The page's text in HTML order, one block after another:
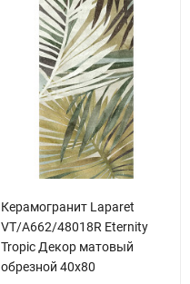
Керамогранит Laparet
VT/A662/48018R Eternity
Tropic Декор матовый
обрезной 40x80